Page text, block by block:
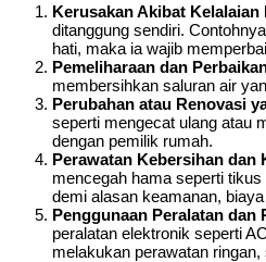
Kerusakan Akibat Kelalaian
ditanggung sendiri.
hati, maka ia wajib
Pemeliharaan dan
membersihkan saluran air
Perubahan atau Renovasi
seperti mengecat ulang atau
dengan pemilik rumah.
Perawatan Kebersihan dan
mencegah hama seperti
demi alasan keamanan,
Penggunaan Peralatan dan
peralatan elektronik seperti
melakukan perawatan